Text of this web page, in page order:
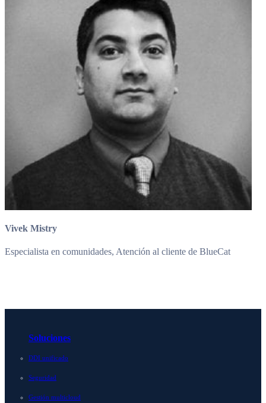
Vivek Mistry
Especialista en comunidades, Atención al cliente de BlueCat
Soluciones
DDI unificado
Seguridad
Gestión multicloud